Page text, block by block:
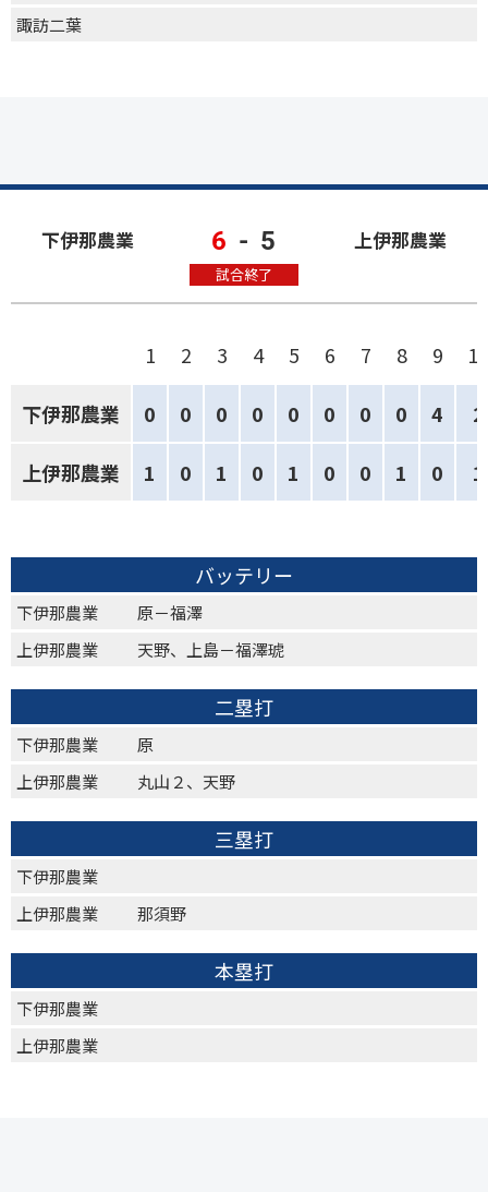
諏訪二葉
下伊那農業 6 - 5
試合終了
上伊那農業
1 2 3 4 5 6 7 8 9 10
下伊那農業 0 0 0 0 0 0 0 0 4 2
上伊那農業 1 0 1 0 1 0 0 1 0 1
バッテリー
下伊那農業
原－福澤
上伊那農業
天野、上島－福澤琥
二塁打
下伊那農業
原
上伊那農業
丸山２、天野
三塁打
下伊那農業
上伊那農業
那須野
本塁打
下伊那農業
上伊那農業